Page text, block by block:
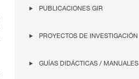
PUBLICACIONES GIR
PROYECTOS DE INVESTIGACIÓN
GUÍAS DIDÁCTICAS / MANUALES